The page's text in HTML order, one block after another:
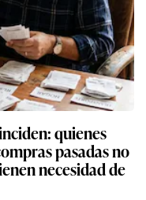
quienes
pasadas no
necesidad de